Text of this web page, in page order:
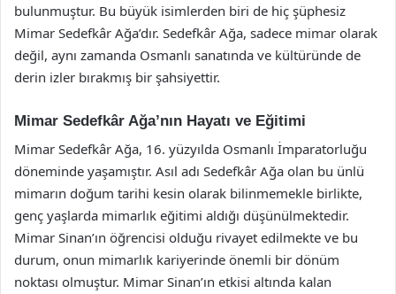
bulunmuştur. Bu büyük isimlerden biri de hiç şüphesiz
Mimar Sedefkâr Ağa’dır. Sedefkâr Ağa, sadece mimar olarak
değil, aynı zamanda Osmanlı sanatında ve kültüründe de
derin izler bırakmış bir şahsiyettir.
Mimar Sedefkâr Ağa’nın Hayatı ve Eğitimi
Mimar Sedefkâr Ağa, 16. yüzyılda Osmanlı İmparatorluğu
döneminde yaşamıştır. Asıl adı Sedefkâr Ağa olan bu ünlü
mimarın doğum tarihi kesin olarak bilinmemekle birlikte,
genç yaşlarda mimarlık eğitimi aldığı düşünülmektedir.
Mimar Sinan’ın öğrencisi olduğu rivayet edilmekte ve bu
durum, onun mimarlık kariyerinde önemli bir dönüm
noktası olmuştur. Mimar Sinan’ın etkisi altında kalan